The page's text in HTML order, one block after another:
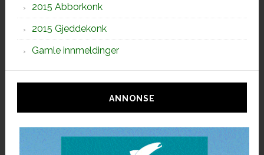
2015 Abborkonk
2015 Gjeddekonk
Gamle innmeldinger
ANNONSE